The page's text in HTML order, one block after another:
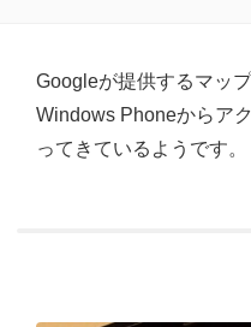
Googleが提供するマッ
Windows Phoneからア
ってきているようです。